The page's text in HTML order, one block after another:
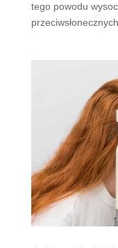
tego powodu